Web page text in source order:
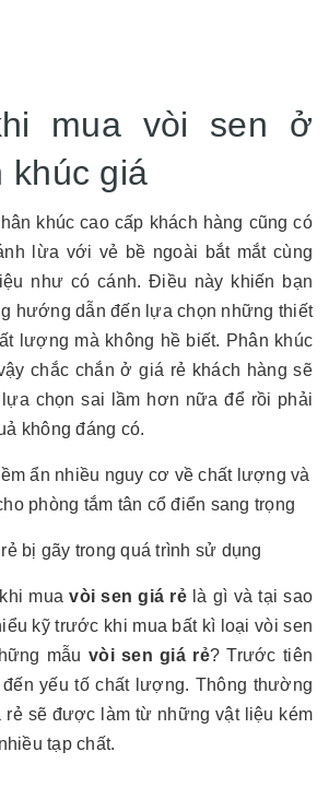
mua vòi sen ở
khúc giá
khúc cao cấp khách hàng cũng có
lừa với vẻ bề ngoài bắt mắt cùng
như có cánh. Điều này khiến bạn
hướng dẫn đến lựa chọn những thiết
lượng mà không hề biết. Phân khúc
chắc chắn ở giá rẻ khách hàng sẽ
chọn sai lầm hơn nữa để rồi phải
không đáng có.
bị gãy trong quá trình sử dụng
muavòi sen giá rẻlà gì và tại sao
kỹ trước khi mua bất kì loại vòi sen
mẫuvòi sen giá rẻ? Trước tiên
yếu tố chất lượng. Thông thường
rẻ sẽ được làm từ những vật liệu kém
tạp chất.